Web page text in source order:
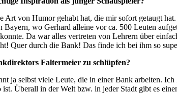
Art von Humor gehabt hat, die mir sofort getaugt
wo Gerhard alleine vor ca. 500 Leuten
Da war alles vertreten von Lehrern über
Quer durch die Bank! Das finde ich bei ihm so
Faltermeier zu schlüpfen?
ja selbst viele Leute, die in einer Bank arbeiten.
Überall in der Welt bzw. in jeder Stadt gibt es